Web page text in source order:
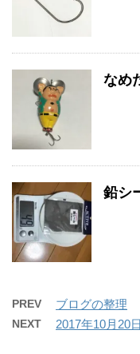
なめ
鉛シ
PREV ブログの整理
NEXT 2017年10月20